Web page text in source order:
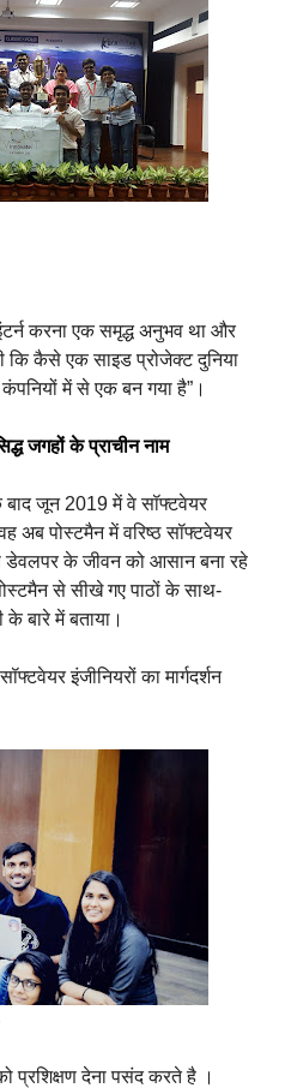
करना एक समृद्ध अनुभव था और
कि कैसे एक साइड प्रोजेक्ट दुनिया
में से एक बन गया है”।
जगहों के प्राचीन नाम
बाद जून 2019 में वे सॉफ्टवेयर
अब पोस्टमैन में वरिष्ठ सॉफ्टवेयर
डेवलपर के जीवन को आसान बना रहे
से सीखे गए पाठों के साथ-
बारे में बताया।
इंजीनियरों का मार्गदर्शन
प्रशिक्षण देना पसंद करते है ।